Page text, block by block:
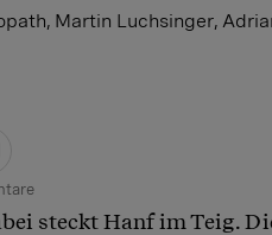
Martin Luchsinger,
steckt Hanf im Teig.